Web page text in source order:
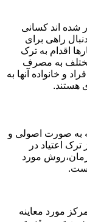
شده اند کسانی
راهی برای
اقدام به ترک
مختلف به مصرف
و خانواده آنها به
هستند.
به صورت اصولی و
اعتیاد در
مورد
مورد معاینه